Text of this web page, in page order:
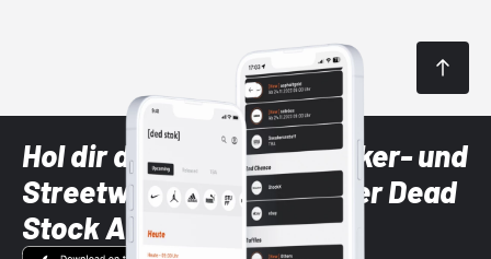
Hol dir die neuesten Sneaker- und
Streetwear-Brands mit der Dead
Stock App